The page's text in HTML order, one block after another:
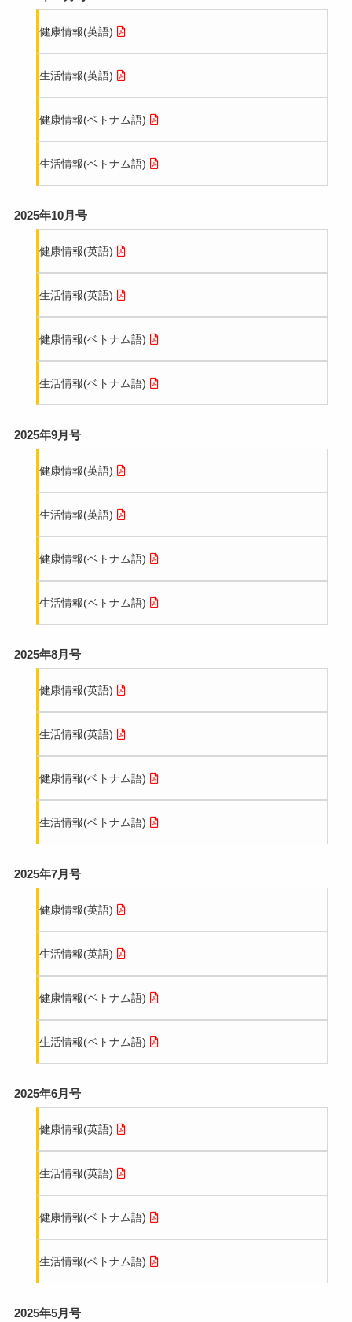
健康情報(英語)
生活情報(英語)
健康情報(ベトナム語)
生活情報(ベトナム語)
2025年10月号
健康情報(英語)
生活情報(英語)
健康情報(ベトナム語)
生活情報(ベトナム語)
2025年9月号
健康情報(英語)
生活情報(英語)
健康情報(ベトナム語)
生活情報(ベトナム語)
2025年8月号
健康情報(英語)
生活情報(英語)
健康情報(ベトナム語)
生活情報(ベトナム語)
2025年7月号
健康情報(英語)
生活情報(英語)
健康情報(ベトナム語)
生活情報(ベトナム語)
2025年6月号
健康情報(英語)
生活情報(英語)
健康情報(ベトナム語)
生活情報(ベトナム語)
2025年5月号